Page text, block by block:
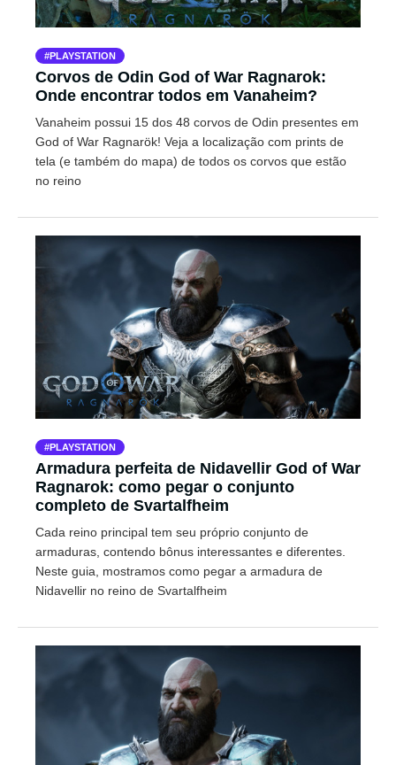
PLAYSTATION
Corvos de Odin God of War Ragnarok:
Onde encontrar todos em Vanaheim?
Vanaheim possui 15 dos 48 corvos de Odin presentes em
God of War Ragnarök! Veja a localização com prints de
tela (e também do mapa) de todos os corvos que estão
no reino
PLAYSTATION
Armadura perfeita de Nidavellir God of War
Ragnarok: como pegar o conjunto
completo de Svartalfheim
Cada reino principal tem seu próprio conjunto de
armaduras, contendo bônus interessantes e diferentes.
Neste guia, mostramos como pegar a armadura de
Nidavellir no reino de Svartalfheim